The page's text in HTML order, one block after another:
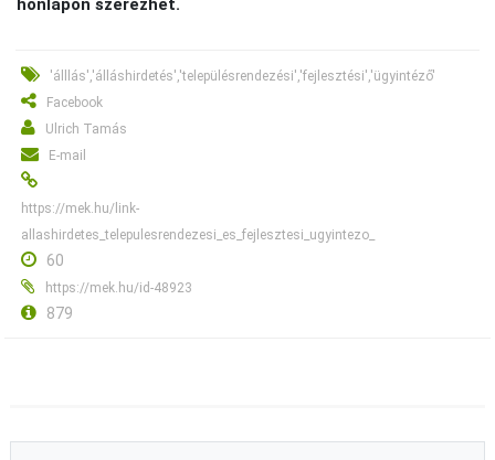
honlapon szerezhet.
'álllás','álláshirdetés','településrendezési','fejlesztési','ügyintéző'
Facebook
Ulrich Tamás
E-mail
https://mek.hu/link-
allashirdetes_telepulesrendezesi_es_fejlesztesi_ugyintezo_
60
https://mek.hu/id-48923
879